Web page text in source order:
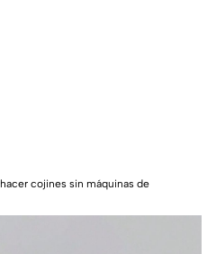
cojines sin máquinas de